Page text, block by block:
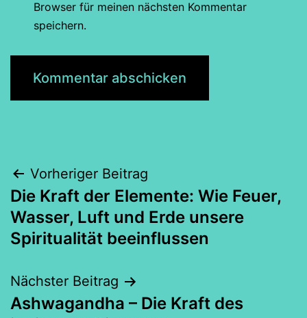
Browser für meinen nächsten Kommentar
speichern.
Beitragsnavigation
Vorheriger Beitrag
Die Kraft der Elemente: Wie Feuer,
Wasser, Luft und Erde unsere
Spiritualität beeinflussen
Nächster Beitrag
Ashwagandha – Die Kraft des